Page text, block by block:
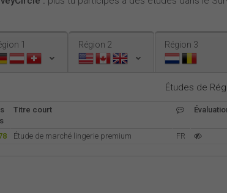
1 Région 2 Région 3
Études de
Titre court
Étude de marché lingerie premium FR